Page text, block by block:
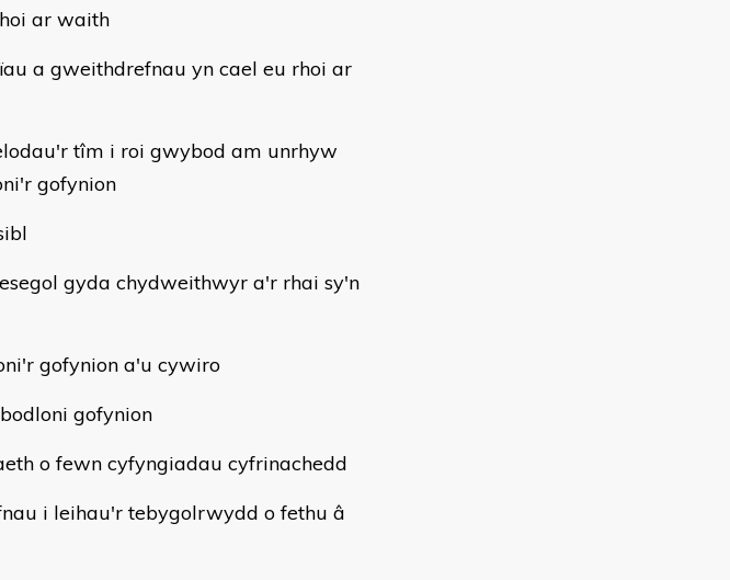
ar waith
a gweithdrefnau yn cael eu rhoi ar
tîm i roi gwybod am unrhyw
gofynion
gyda chydweithwyr a'r rhai sy'n
gofynion a'u cywiro
gofynion
o fewn cyfyngiadau cyfrinachedd
i leihau'r tebygolrwydd o fethu â